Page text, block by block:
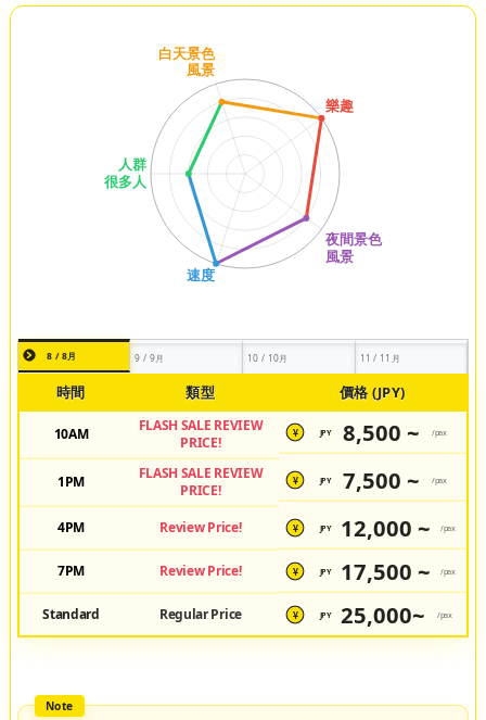
8 / 8月 9 / 9月 10 / 10月 11 / 11月
時間 類型 價格 (JPY)
10AM
FLASH SALE REVIEW
PRICE!
¥ JPY 8,500 ~ /pax
1PM
FLASH SALE REVIEW
PRICE!
¥ JPY 7,500 ~ /pax
4PM Review Price! ¥ JPY 12,000 ~ /pax
7PM Review Price! ¥ JPY 17,500 ~ /pax
Standard Regular Price ¥ JPY 25,000~ /pax